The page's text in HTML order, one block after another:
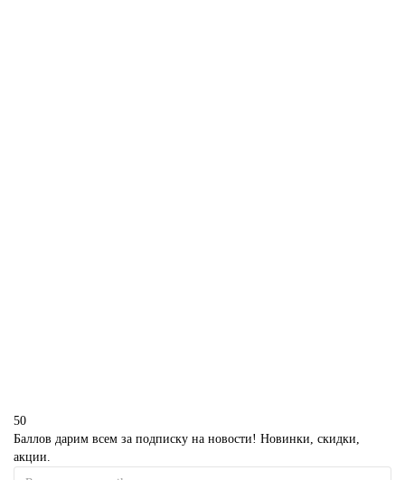
50
Баллов дарим всем за подписку на новости! Новинки, скидки,
акции.